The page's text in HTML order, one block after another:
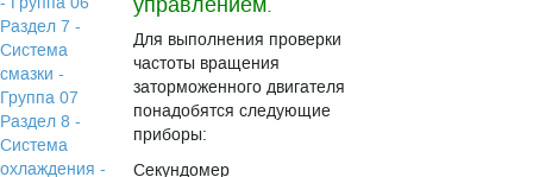
Раздел 7 -
Система
смазки -
Группа 07
Раздел 8 -
Система
охлаждения -
Для выполнения проверки
частоты вращения
заторможенного двигателя
понадобятся следующие
приборы:
Секундомер